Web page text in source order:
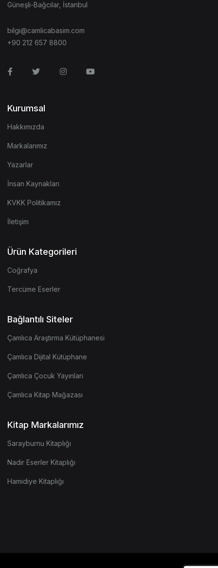
Güneşli-Bağcılar, İstanbul
bilgi@camlicabasim.com
+90 212 657 8800
FacebookTwitterInstagramYoutube
Kurumsal
Hakkımızda
Markalarımız
Yazarlar
İnsan Kaynakları
KVKK Politikamız
İletişim
Ürün Kategorileri
Coğrafya
Tercüme Eserler
Bağlantılı Siteler
Çamlıca Araştırma Kütüphanesi
Çamlıca Dijital Kütüphane
Çamlıca Çocuk Yayınları
Çamlıca Kitap Mağazası
Kitap Markalarımız
Sarayburnu Kitaplığı
Nadir Eserler Kitaplığı
Hamidiye Kitaplığı